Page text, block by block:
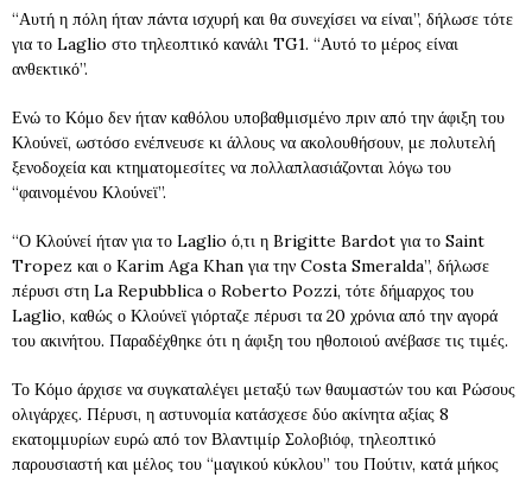
“Αυτή η πόλη ήταν πάντα ισχυρή και θα συνεχίσει να είναι”, δήλωσε τότε
για το Laglio στο τηλεοπτικό κανάλι TG1. “Αυτό το μέρος είναι
ανθεκτικό”.
Ενώ το Κόμο δεν ήταν καθόλου υποβαθμισμένο πριν από την άφιξη του
Κλούνεϊ, ωστόσο ενέπνευσε κι άλλους να ακολουθήσουν, με πολυτελή
ξενοδοχεία και κτηματομεσίτες να πολλαπλασιάζονται λόγω του
“φαινομένου Κλούνεϊ”.
“Ο Κλούνεί ήταν για το Laglio ό,τι η Brigitte Bardot για το Saint
Tropez και ο Karim Aga Khan για την Costa Smeralda”, δήλωσε
πέρυσι στη La Repubblica ο Roberto Pozzi, τότε δήμαρχος του
Laglio, καθώς ο Κλούνεϊ γιόρταζε πέρυσι τα 20 χρόνια από την αγορά
του ακινήτου. Παραδέχθηκε ότι η άφιξη του ηθοποιού ανέβασε τις τιμές.
Το Κόμο άρχισε να συγκαταλέγει μεταξύ των θαυμαστών του και Ρώσους
ολιγάρχες. Πέρυσι, η αστυνομία κατάσχεσε δύο ακίνητα αξίας 8
εκατομμυρίων ευρώ από τον Βλαντιμίρ Σολοβιόφ, τηλεοπτικό
παρουσιαστή και μέλος του “μαγικού κύκλου” του Πούτιν, κατά μήκος